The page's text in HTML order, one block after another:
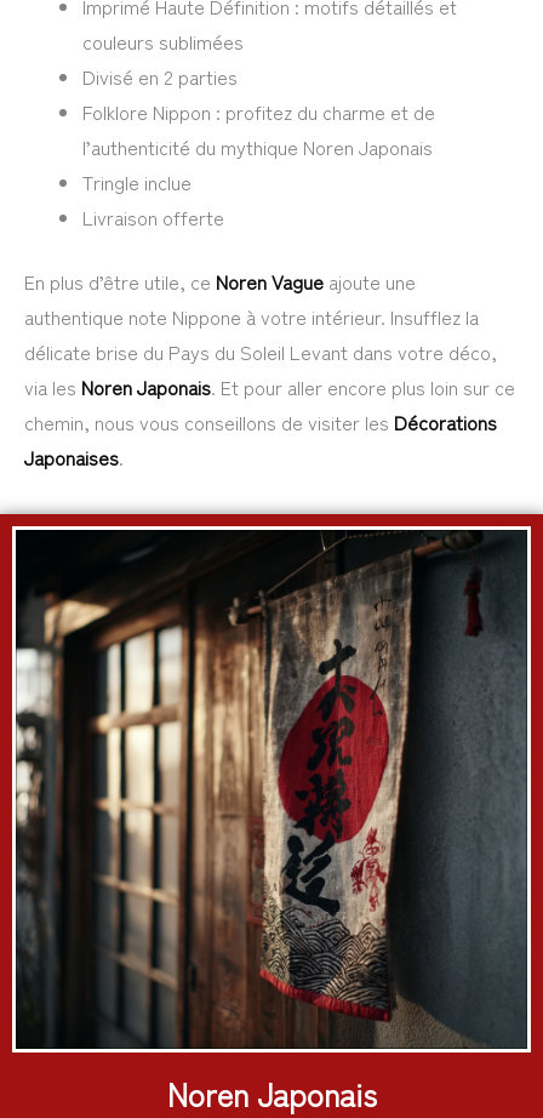
Imprimé Haute Définition : motifs détaillés et
couleurs sublimées
Divisé en 2 parties
Folklore Nippon : profitez du charme et de
l’authenticité du mythique Noren Japonais
Tringle inclue
Livraison offerte
En plus d’être utile, ce Noren Vague ajoute une
authentique note Nippone à votre intérieur. Insufflez la
délicate brise du Pays du Soleil Levant dans votre déco,
via les Noren Japonais. Et pour aller encore plus loin sur ce
chemin, nous vous conseillons de visiter les Décorations
Japonaises.
Noren Japonais